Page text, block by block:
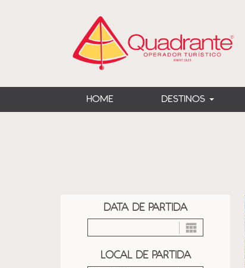
HOME DESTINOS
DATA DE PARTIDA
LOCAL DE PARTIDA